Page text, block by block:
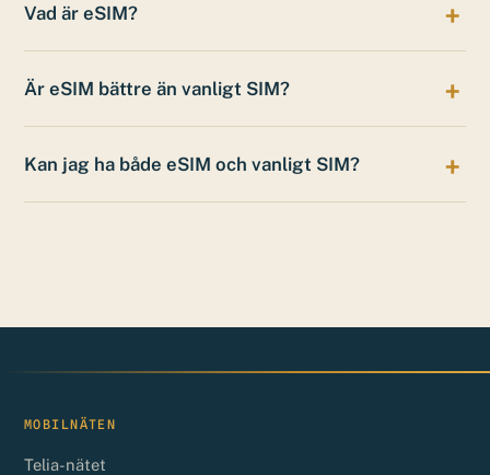
Vad är eSIM?
Är eSIM bättre än vanligt SIM?
Kan jag ha både eSIM och vanligt SIM?
MOBILNÄTEN
Telia-nätet